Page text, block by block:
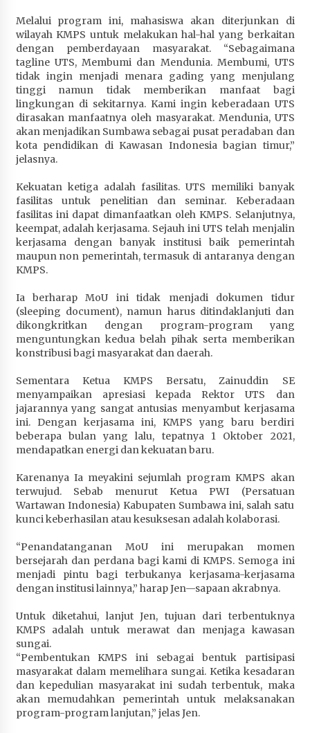
Melalui program ini, mahasiswa akan diterjunkan di
wilayah KMPS untuk melakukan hal-hal yang berkaitan
dengan pemberdayaan masyarakat. “Sebagaimana
tagline UTS, Membumi dan Mendunia. Membumi, UTS
tidak ingin menjadi menara gading yang menjulang
tinggi namun tidak memberikan manfaat bagi
lingkungan di sekitarnya. Kami ingin keberadaan UTS
dirasakan manfaatnya oleh masyarakat. Mendunia, UTS
akan menjadikan Sumbawa sebagai pusat peradaban dan
kota pendidikan di Kawasan Indonesia bagian timur,”
jelasnya.
Kekuatan ketiga adalah fasilitas. UTS memiliki banyak
fasilitas untuk penelitian dan seminar. Keberadaan
fasilitas ini dapat dimanfaatkan oleh KMPS. Selanjutnya,
keempat, adalah kerjasama. Sejauh ini UTS telah menjalin
kerjasama dengan banyak institusi baik pemerintah
maupun non pemerintah, termasuk di antaranya dengan
KMPS.
Ia berharap MoU ini tidak menjadi dokumen tidur
(sleeping document), namun harus ditindaklanjuti dan
dikongkritkan dengan program-program yang
menguntungkan kedua belah pihak serta memberikan
konstribusi bagi masyarakat dan daerah.
Sementara Ketua KMPS Bersatu, Zainuddin SE
menyampaikan apresiasi kepada Rektor UTS dan
jajarannya yang sangat antusias menyambut kerjasama
ini. Dengan kerjasama ini, KMPS yang baru berdiri
beberapa bulan yang lalu, tepatnya 1 Oktober 2021,
mendapatkan energi dan kekuatan baru.
Karenanya Ia meyakini sejumlah program KMPS akan
terwujud. Sebab menurut Ketua PWI (Persatuan
Wartawan Indonesia) Kabupaten Sumbawa ini, salah satu
kunci keberhasilan atau kesuksesan adalah kolaborasi.
“Penandatanganan MoU ini merupakan momen
bersejarah dan perdana bagi kami di KMPS. Semoga ini
menjadi pintu bagi terbukanya kerjasama-kerjasama
dengan institusi lainnya,” harap Jen—sapaan akrabnya.
Untuk diketahui, lanjut Jen, tujuan dari terbentuknya
KMPS adalah untuk merawat dan menjaga kawasan
sungai.
“Pembentukan KMPS ini sebagai bentuk partisipasi
masyarakat dalam memelihara sungai. Ketika kesadaran
dan kepedulian masyarakat ini sudah terbentuk, maka
akan memudahkan pemerintah untuk melaksanakan
program-program lanjutan,” jelas Jen.